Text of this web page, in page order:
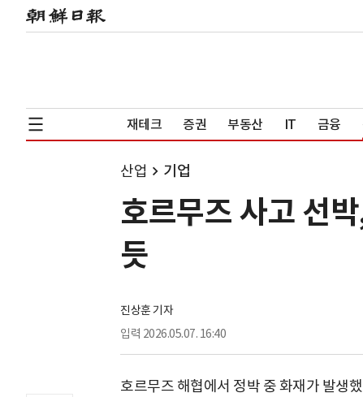
재테크 증권 부동산 IT 금융
산업 기업
호르무즈 사고 선
듯
진상훈 기자
입력 2026.05.07. 16:40
호르무즈 해협에서 정박 중 화재가 발생